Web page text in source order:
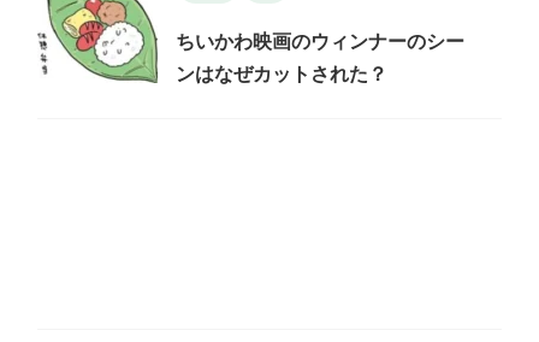
ちいかわ映画のウィンナーのシー
ンはなぜカットされた？